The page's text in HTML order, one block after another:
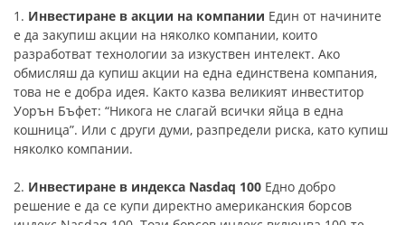
1. Инвестиране в акции на компании Един от начините
е да закупиш акции на няколко компании, които
разработват технологии за изкуствен интелект. Ако
обмисляш да купиш акции на една единствена компания,
това не е добра идея. Както казва великият инвеститор
Уорън Бъфет: “Никога не слагай всички яйца в една
кошница”. Или с други думи, разпредели риска, като купиш
няколко компании.
2. Инвестиране в индекса Nasdaq 100 Едно добро
решение е да се купи директно американския борсов